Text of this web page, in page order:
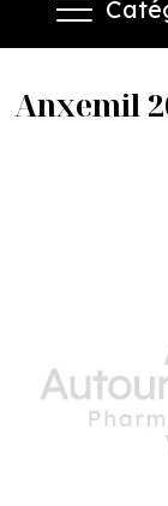
Anxemil